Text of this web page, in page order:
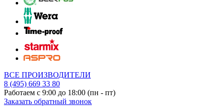
ВСЕ ПРОИЗВОДИТЕЛИ
8 (495) 669 33 80
Работаем с 9:00 до 18:00 (пн - пт)
Заказать обратный звонок